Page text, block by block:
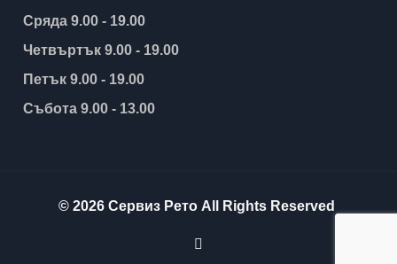
Сряда 9.00 - 19.00
Четвъртък 9.00 - 19.00
Петък 9.00 - 19.00
Събота 9.00 - 13.00
© 2026 Сервиз Рето All Rights Reserved